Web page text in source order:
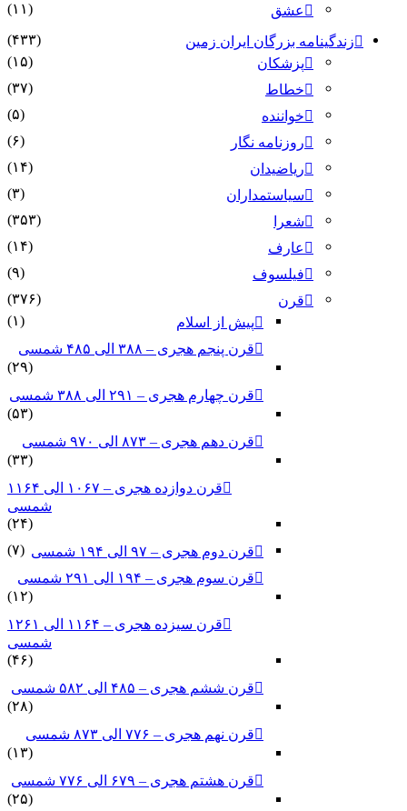
عشق
(۱۱)
زندگینامه بزرگان ایران زمین
(۴۳۳)
پزشکان
(۱۵)
خطاط
(۳۷)
خواننده
(۵)
روزنامه نگار
(۶)
ریاضیدان
(۱۴)
سیاستمداران
(۳)
شعرا
(۳۵۳)
عارف
(۱۴)
فیلسوف
(۹)
قرن
(۳۷۶)
پیش از اسلام
(۱)
قرن پنجم هجری – ۳۸۸ الی ۴۸۵ شمسی
(۲۹)
قرن چهارم هجری – ۲۹۱ الی ۳۸۸ شمسی
(۵۳)
قرن دهم هجری – ۸۷۳ الی ۹۷۰ شمسی
(۳۳)
قرن دوازده هجری – ۱۰۶۷ الی ۱۱۶۴
شمسی
(۲۴)
قرن دوم هجری – ۹۷ الی ۱۹۴ شمسی
(۷)
قرن سوم هجری – ۱۹۴ الی ۲۹۱ شمسی
(۱۲)
قرن سیزده هجری – ۱۱۶۴ الی ۱۲۶۱
شمسی
(۴۶)
قرن ششم هجری – ۴۸۵ الی ۵۸۲ شمسی
(۲۸)
قرن نهم هجری – ۷۷۶ الی ۸۷۳ شمسی
(۱۳)
قرن هشتم هجری – ۶۷۹ الی ۷۷۶ شمسی
(۲۵)